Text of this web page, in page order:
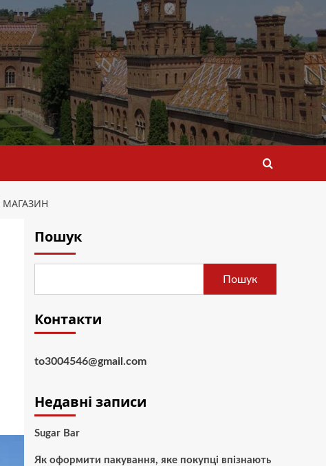
МАГАЗИН
Пошук
Пошук
Контакти
to3004546@gmail.com
Недавні записи
Sugar Bar
Як оформити пакування, яке покупці впізнають